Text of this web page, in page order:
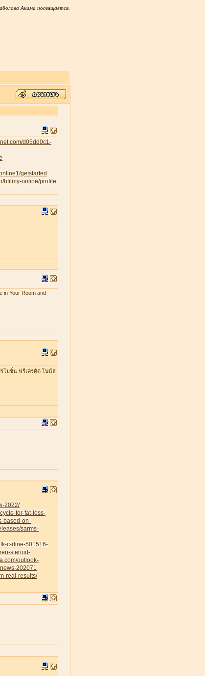
Акима посвящается.
d05dd0c1-
getstarted
hfilmy-online/profile
in Your Room and
โมชั่น ฟรีเครดิต โบนัส
2022/
for-fat-loss-
based-on-
sarms-
c-dine-501516-
steroid-
outlook-
202071
real-results/